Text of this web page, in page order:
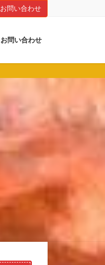
お問い合わせ
お問い合わせ